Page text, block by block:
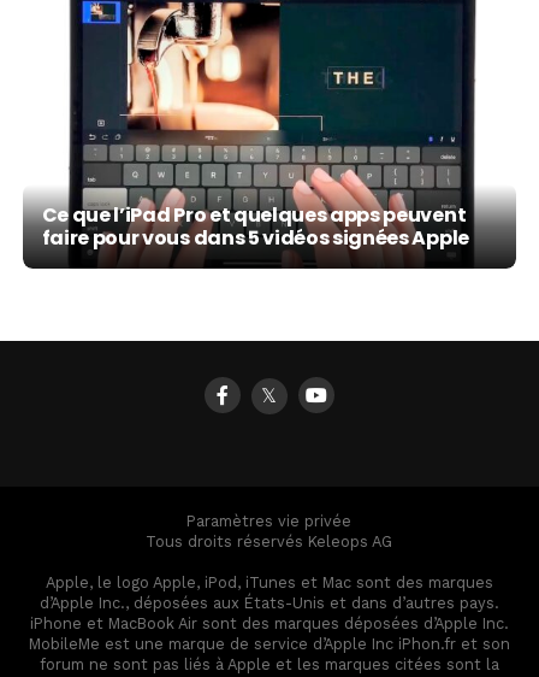
Ce que l’iPad Pro et quelques apps peuvent
faire pour vous dans 5 vidéos signées Apple
𝕏
Paramètres vie privée
Tous droits réservés Keleops AG
Apple, le logo Apple, iPod, iTunes et Mac sont des marques
d’Apple Inc., déposées aux États-Unis et dans d’autres pays.
iPhone et MacBook Air sont des marques déposées d’Apple Inc.
MobileMe est une marque de service d’Apple Inc iPhon.fr et son
forum ne sont pas liés à Apple et les marques citées sont la